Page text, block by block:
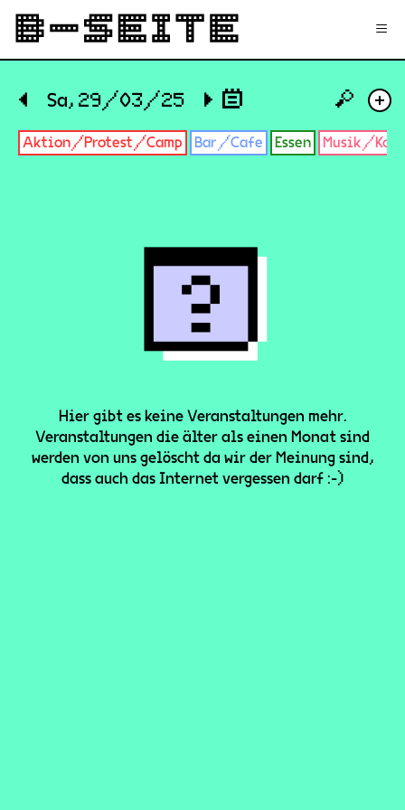
≡
◀ Sa, 29/03/25 ▶ +
🔎
Aktion/Protest/Camp Bar/Cafe Essen Musik/
Hier gibt es keine Veranstaltungen mehr.
Veranstaltungen die älter als einen Monat sind
werden von uns gelöscht da wir der Meinung sind,
dass auch das Internet vergessen darf :-)